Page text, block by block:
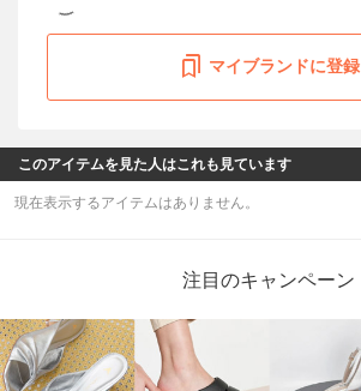
マイブランドに登録
このアイテムを見た人はこれも見ています
現在表示するアイテムはありません。
注目のキャンペーン